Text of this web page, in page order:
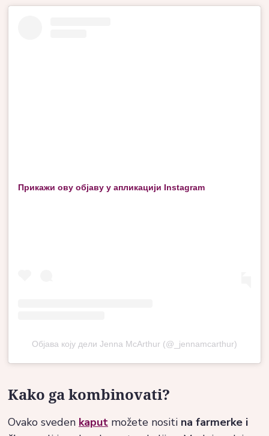
Прикажи ову објаву у апликацији Instagram
Објава коју дели Jenna McArthur (@_jennamcarthur)
Kako ga kombinovati?
Ovako sveden kaput možete nositi na farmerke i